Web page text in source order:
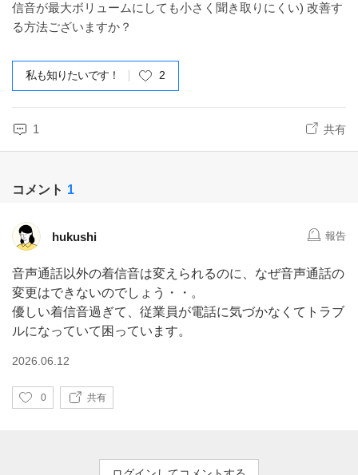
信音が最大ボリュームにしても小さく聞き取りにくい) 改善す
る方法ございますか？
私も知りたいです！ 2
1 共有
コメント 1
hukushi 報告
音声通話以外の着信音は変えられるのに、なぜ音声通話の
変更はできないのでしょう・・。
優しい着信音過ぎて、従業員が電話に気づかなくてトラブ
ルになっていて困っています。
2026.06.12
い
0 共有